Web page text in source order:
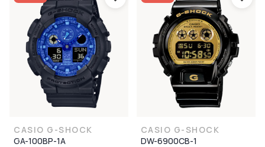
CASIO G-SHOCK
GA-100BP-1A
CASIO G-SHOCK
DW-6900CB-1